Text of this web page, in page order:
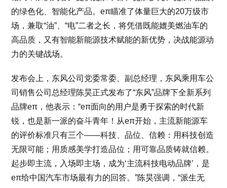
的绿色化、智能化产品。eπ瞄准了体量巨大的20万级市
场，兼取“油”、“电”二者之长，将凭借既能媲美燃油车的
高品质，又有智能新能源技术赋能的新优势，决战能源动
力的关键战场。
发布会上，东风公司党委常委、副总经理，东风乘用车公
司销售公司总经理陈昊正式发布了“东风”品牌下全新系列
品牌eπ，他表示：“eπ面向的用户是勇于探索的时代新
锐，也是新一派的奋斗青年！从eπ开始，主流新能源车
的评价标准只有三个——科技、品位、信赖：用科技创造
无限可能；用质感美学打造品位；用可靠品质铸就信赖。
起步即主流，入场即主场，成为‘主流科技电动品牌’，是
eπ给中国汽车市场最有力的回答。”陈昊强调，“派生无